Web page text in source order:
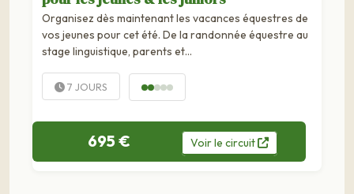
Organisez dès maintenant les vacances équestres de
vos jeunes pour cet été. De la randonnée équestre au
stage linguistique, parents et...
7 JOURS
695 € Voirle circuit